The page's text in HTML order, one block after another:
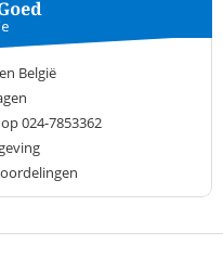
België
024-7853362